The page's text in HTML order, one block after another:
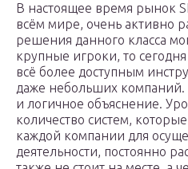
В настоящее время рынок
всём мире, очень активно
решения данного класса
крупные игроки, то сегодня
всё более доступным
даже небольших компаний.
и логичное объяснение.
количество систем,
каждой компании для
деятельности, постоянно